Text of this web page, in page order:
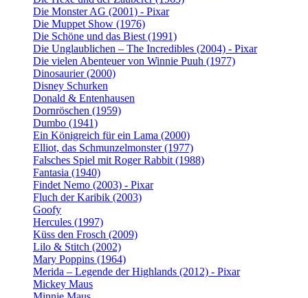
Die Monster AG (2001) - Pixar
Die Muppet Show (1976)
Die Schöne und das Biest (1991)
Die Unglaublichen – The Incredibles (2004) - Pixar
Die vielen Abenteuer von Winnie Puuh (1977)
Dinosaurier (2000)
Disney Schurken
Donald & Entenhausen
Dornröschen (1959)
Dumbo (1941)
Ein Königreich für ein Lama (2000)
Elliot, das Schmunzelmonster (1977)
Falsches Spiel mit Roger Rabbit (1988)
Fantasia (1940)
Findet Nemo (2003) - Pixar
Fluch der Karibik (2003)
Goofy
Hercules (1997)
Küss den Frosch (2009)
Lilo & Stitch (2002)
Mary Poppins (1964)
Merida – Legende der Highlands (2012) - Pixar
Mickey Maus